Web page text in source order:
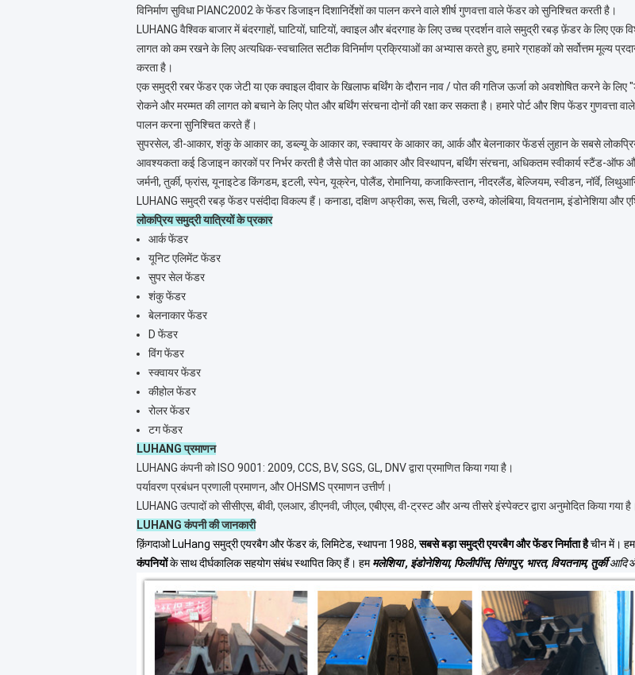
विनिर्माण सुविधा PIANC2002 के फेंडर डिजाइन दिशानिर्देशों का पालन करने वाले शीर्ष गुणवत्ता वाले फेंडर को सुनिश्चित करती है।
LUHANG वैश्विक बाजार में बंदरगाहों, घाटियों, घाटियों, क्वाइल और बंदरगाह के लिए उच्च प्रदर्शन वाले समुद्री रबड़ फ़ेंडर के लिए एक
लागत को कम रखने के लिए अत्यधिक-स्वचालित सटीक विनिर्माण प्रक्रियाओं का अभ्यास करते हुए, हमारे ग्राहकों को सर्वोत्तम मूल्य
करता है।
एक समुद्री रबर फेंडर एक जेटी या एक क्वाइल दीवार के खिलाफ बर्थिंग के दौरान नाव / पोत की गतिज ऊर्जा को अवशोषित करने के
रोकने और मरम्मत की लागत को बचाने के लिए पोत और बर्थिंग संरचना दोनों की रक्षा कर सकता है। हमारे पोर्ट और शिप फेंडर गुणवत्ता
पालन करना सुनिश्चित करते हैं।
सुपरसेल, डी-आकार, शंकु के आकार का, डब्ल्यू के आकार का, स्क्वायर के आकार का, आर्क और बेलनाकार फेंडर्स लुहान के सबसे
आवश्यकता कई डिजाइन कारकों पर निर्भर करती है जैसे पोत का आकार और विस्थापन, बर्थिंग संरचना, अधिकतम स्वीकार्य स्टैंड-ऑफ
जर्मनी, तुर्की, फ्रांस, यूनाइटेड किंगडम, इटली, स्पेन, यूक्रेन, पोलैंड, रोमानिया, कजाकिस्तान, नीदरलैंड, बेल्जियम, स्वीडन, नॉर्वे,
LUHANG समुद्री रबड़ फेंडर पसंदीदा विकल्प हैं। कनाडा, दक्षिण अफ्रीका, रूस, चिली, उरुग्वे, कोलंबिया, वियतनाम, इंडोनेशिया और
लोकप्रिय समुद्री यात्रियों के प्रकार
आर्क फेंडर
यूनिट एलिमेंट फेंडर
सुपर सेल फेंडर
शंकु फेंडर
बेलनाकार फेंडर
D फेंडर
विंग फेंडर
स्क्वायर फेंडर
कीहोल फेंडर
रोलर फेंडर
टग फेंडर
LUHANG प्रमाणन
LUHANG कंपनी को ISO 9001: 2009, CCS, BV, SGS, GL, DNV द्वारा प्रमाणित किया गया है।
पर्यावरण प्रबंधन प्रणाली प्रमाणन, और OHSMS प्रमाणन उत्तीर्ण।
LUHANG उत्पादों को सीसीएस, बीवी, एलआर, डीएनवी, जीएल, एबीएस, वी-ट्रस्ट और अन्य तीसरे इंस्पेक्टर द्वारा अनुमोदित किया गया
LUHANG कंपनी की जानकारी
क़िंगदाओ LuHang समुद्री एयरबैग और फेंडर कं, लिमिटेड, स्थापना 1988, सबसे बड़ा समुद्री एयरबैग और फेंडर निर्माता हैचीन में।
कंपनियोंके साथ दीर्घकालिक सहयोग संबंध स्थापित किए हैं। हममलेशिया, इंडोनेशिया, फिलीपींस, सिंगापुर, भारत, वियतनाम, तुर्कीआदि